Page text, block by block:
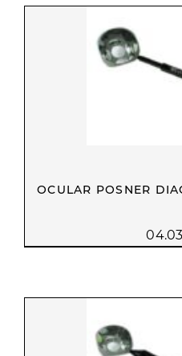
OCULAR POSNER